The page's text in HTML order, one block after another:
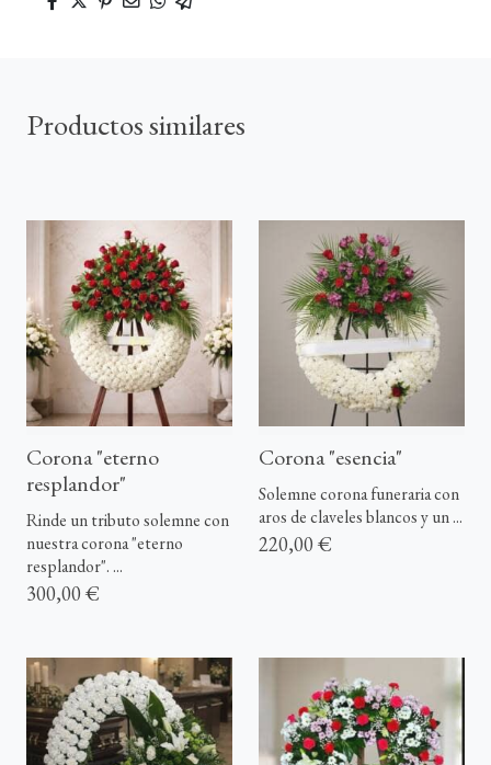
Productos similares
Corona "eterno
resplandor"
Rinde un tributo solemne con
nuestra corona "eterno
resplandor". ...
300,00 €
Corona "esencia"
Solemne corona funeraria con
aros de claveles blancos y un ...
220,00 €